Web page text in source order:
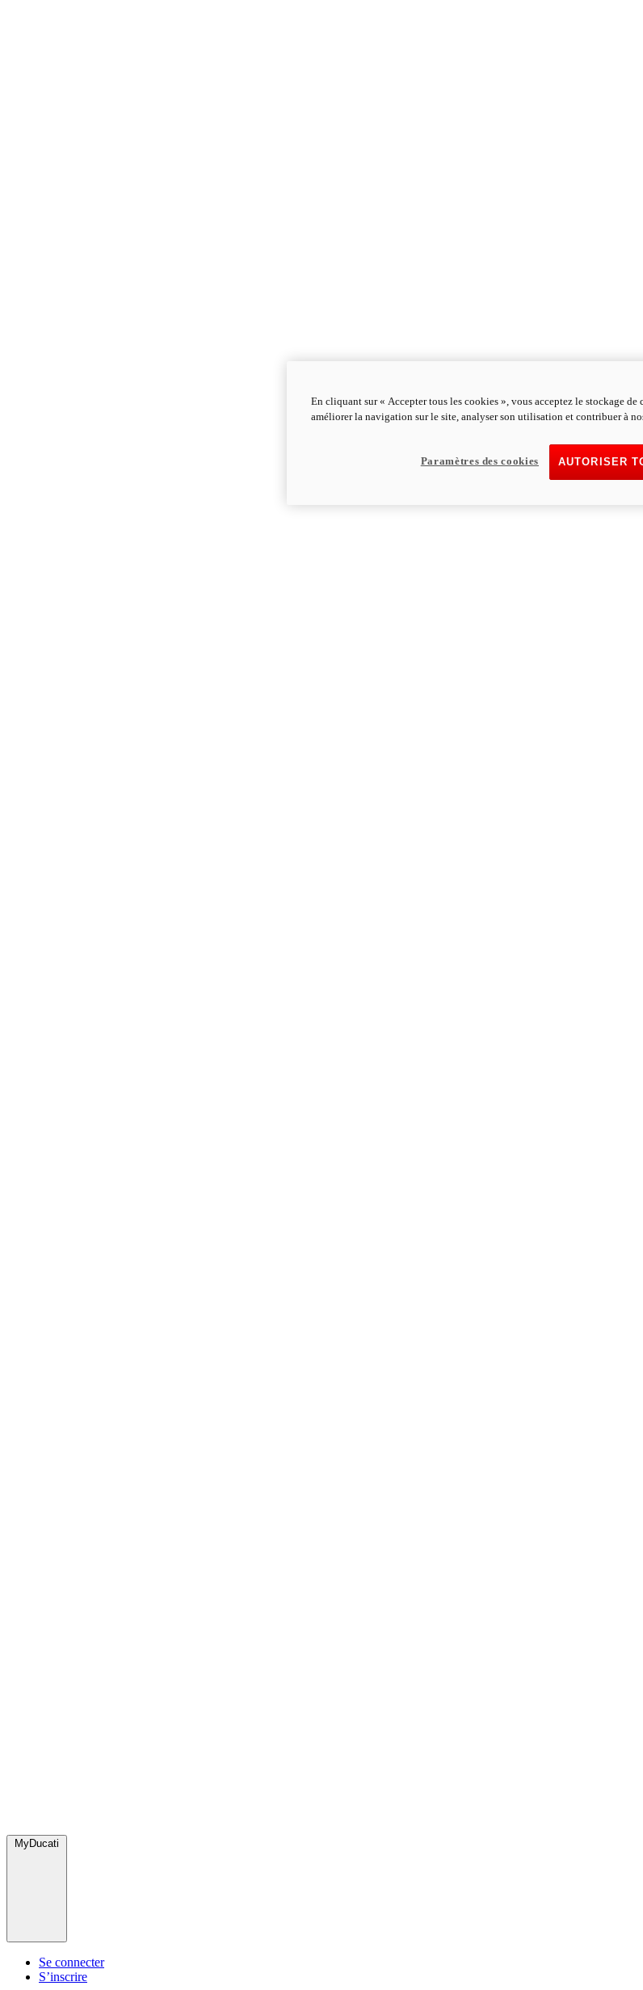
MyDucati
Se connecter
S’inscrire
En cliquant sur « Accepter tous les cookies », vous acceptez le stockage
améliorer la navigation sur le site, analyser son utilisation et contribuer à
AUTORISER
Paramètres des cookies